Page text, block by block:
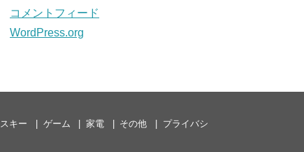
コメントフィード
WordPress.org
スキー ゲーム 家電 その他
プライバシ